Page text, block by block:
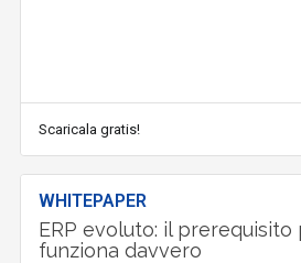
Scaricala gratis!
WHITEPAPER
ERP evoluto: il prerequisito
funziona davvero